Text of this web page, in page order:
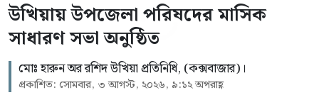
উখিয়ায় উপজেলা পরিষদের মাসিক
সাধারণ সভা অনুষ্ঠিত
‎মোঃ হারুন অর রশিদ উখিয়া প্রতিনিধি, (কক্সবাজার)।
প্রকাশিত: সোমবার, ৩ আগস্ট, ২০২৬, ৯:১২ অপরাহ্ণ